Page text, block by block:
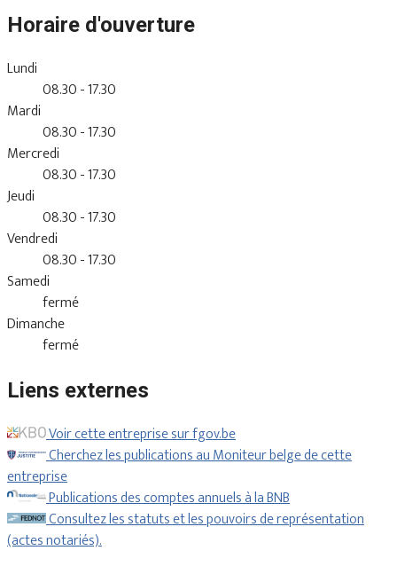
Horaire d'ouverture
Lundi
08.30 - 17.30
Mardi
08.30 - 17.30
Mercredi
08.30 - 17.30
Jeudi
08.30 - 17.30
Vendredi
08.30 - 17.30
Samedi
fermé
Dimanche
fermé
Liens externes
Voir cette entreprise sur fgov.be
Cherchez les publications au Moniteur belge de cette
entreprise
Publications des comptes annuels à la BNB
Consultez les statuts et les pouvoirs de représentation
(actes notariés).